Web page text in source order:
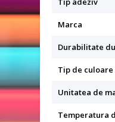
Marca
Durabilitate
Tip de
Unitatea de
Temperatura